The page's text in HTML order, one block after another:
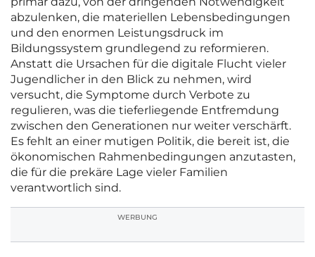
abzulenken, die materiellen Lebensbedingungen
und den enormen Leistungsdruck im
Bildungssystem grundlegend zu reformieren.
Anstatt die Ursachen für die digitale Flucht vieler
Jugendlicher in den Blick zu nehmen, wird
versucht, die Symptome durch Verbote zu
regulieren, was die tieferliegende Entfremdung
zwischen den Generationen nur weiter verschärft.
Es fehlt an einer mutigen Politik, die bereit ist, die
ökonomischen Rahmenbedingungen anzutasten,
die für die prekäre Lage vieler Familien
verantwortlich sind.
WERBUNG